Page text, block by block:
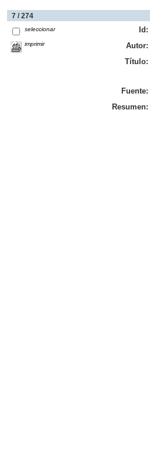
7 / 274
seleccionar
imprimir
Id:
Autor:
Título:
Fuente:
Resumen: